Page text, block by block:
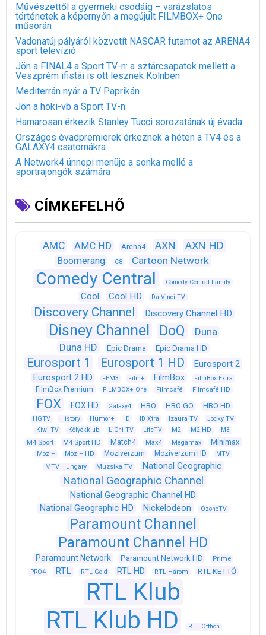
Művészettől a gyermeki csodáig – varázslatos
történetek a képernyőn a megújult FILMBOX+ One
műsorán
Vadonatúj pályáról közvetít NASCAR futamot az ARENA4
sport televízió
Jön a FINAL4 a Sport TV-n: a sztárcsapatok mellett a
Veszprém ifistái is ott lesznek Kölnben
Mediterrán nyár a TV Paprikán
Jön a hoki-vb a Sport TV-n
Hamarosan érkezik Stanley Tucci sorozatának új évada
Országos évadpremierek érkeznek a héten a TV4 és a
GALAXY4 csatornákra
A Network4 ünnepi menüje a sonka mellé a
sportrajongók számára
CÍMKEFELHŐ
AMC AMC HD Arena4 AXN AXN HD
Boomerang C8 Cartoon Network
Comedy Central Comedy Central Family
Cool Cool HD Da Vinci TV
Discovery Channel Discovery Channel HD
Disney Channel DoQ
Duna
Duna HD
Epic Drama Epic Drama HD
Eurosport 1 Eurosport 1 HD
Eurosport 2
Eurosport 2 HD
FEM3 Film+ FilmBox FilmBox Extra
FilmBox Premium FILMBOX+ One Filmcafé Filmcafé HD
FOX FOX HD Galaxy4 HBO HBO GO HBO HD
HGTV History Humor+ ID ID Xtra Izaura TV
Jocky TV
Kiwi TV
Kölyökklub LiChi TV LifeTV M2 M2 HD M3
M4 Sport M4 Sport HD Match4 Max4 Megamax Minimax
Mozi+ Mozi+ HD Moziverzum Moziverzum HD
MTV
MTV Hungary
Muzsika TV National Geographic
National Geographic Channel
National Geographic Channel HD
National Geographic HD
Nickelodeon OzoneTV
Paramount Channel
Paramount Channel HD
Paramount Network Paramount Network HD Prime
PRO4 RTL RTL Gold RTL HD RTL Három RTL KETTŐ
RTL Klub
RTL Klub HD
RTL Otthon